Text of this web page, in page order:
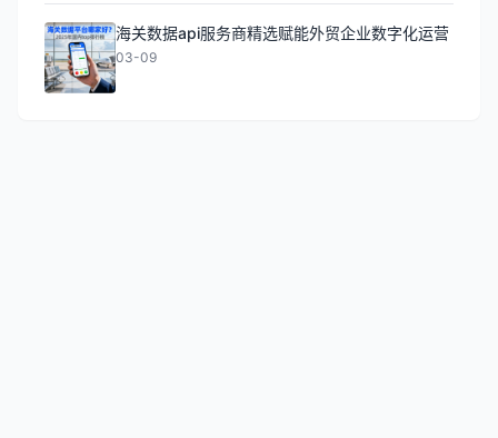
海关数据api服务商精选赋能外贸企业数字化运营
03-09